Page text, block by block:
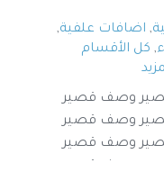
, اضافات علفية,
, كل الأقسام
وصف قصير
وصف قصير
وصف قصير